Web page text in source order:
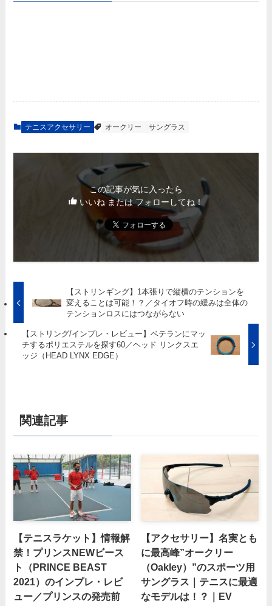
テニスアクセサリー オークリー サングラス
この記事が気に入ったら
いいね または フォローしてね！
【ストリンギング】1本張りで縦横のテンションを
変えることは可能！？／タイオフ時の緩みは全体の
テンションロスにはつながらない
【ストリング/インプレ・レビュー】ベテランにマッ
チするポリエステルを探す60／ヘッド リンクスエ
ッジ（HEAD LYNX EDGE）
関連記事
【テニスラケット】情報解
禁！プリンスNEWビース
ト（PRINCE BEAST
2021）のインプレ・レビ
ュー／プリンスの発売前
【アクセサリー】名実とも
に最高峰”オークリー
（Oakley）”のスポーツ用
サングラス｜テニスに最適
なモデルは！？｜EV